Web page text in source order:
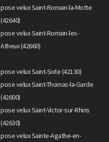
pose velux Saint-Romain-la-Motte
(42640)
pose velux Saint-Romain-les-
Atheux (42660)
pose velux Saint-Sixte (42130)
pose velux Saint-Thomas-la-Garde
(42600)
pose velux Saint-Victor-sur-Rhins
(42630)
pose velux Sainte-Agathe-en-